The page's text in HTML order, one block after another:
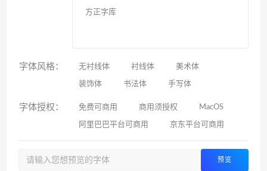
方正字库
字体风格： 无衬线体 衬线体 美术体
装饰体 书法体 手写体
字体授权： 免费可商用 商用须授权 MacOS
阿里巴巴平台可商用 京东平台可商用
预览